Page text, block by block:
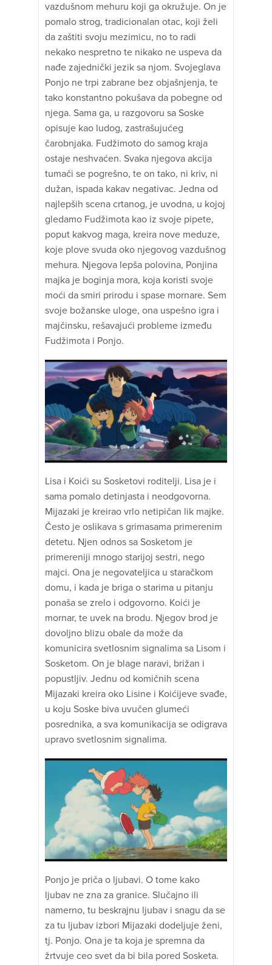
vazdušnom mehuru koji ga okružuje. On je
pomalo strog, tradicionalan otac, koji želi
da zaštiti svoju mezimicu, no to radi
nekako nespretno te nikako ne uspeva da
nađe zajednički jezik sa njom. Svojeglava
Ponjo ne trpi zabrane bez objašnjenja, te
tako konstantno pokušava da pobegne od
njega. Sama ga, u razgovoru sa Soske
opisuje kao ludog, zastrašujućeg
čarobnjaka. Fudžimoto do samog kraja
ostaje neshvaćen. Svaka njegova akcija
tumači se pogrešno, te on tako, ni kriv, ni
dužan, ispada kakav negativac. Jedna od
najlepših scena crtanog, je uvodna, u kojoj
gledamo Fudžimota kao iz svoje pipete,
poput kakvog maga, kreira nove meduze,
koje plove svuda oko njegovog vazdušnog
mehura. Njegova lepša polovina, Ponjina
majka je boginja mora, koja koristi svoje
moći da smiri prirodu i spase mornare. Sem
svoje božanske uloge, ona uspešno igra i
majčinsku, rešavajući probleme između
Fudžimota i Ponjo.
Lisa i Koići su Sosketovi roditelji. Lisa je i
sama pomalo detinjasta i neodgovorna.
Mijazaki je kreirao vrlo netipičan lik majke.
Često je oslikava s grimasama primerenim
detetu. Njen odnos sa Sosketom je
primereniji mnogo starijoj sestri, nego
majci. Ona je negovateljica u staračkom
domu, i kada je briga o starima u pitanju
ponaša se zrelo i odgovorno. Koići je
mornar, te uvek na brodu. Njegov brod je
dovoljno blizu obale da može da
komunicira svetlosnim signalima sa Lisom i
Sosketom. On je blage naravi, brižan i
popustljiv. Jednu od komičnih scena
Mijazaki kreira oko Lisine i Koićijeve svađe,
u koju Soske biva uvučen glumeći
posrednika, a sva komunikacija se odigrava
upravo svetlosnim signalima.
Ponjo je priča o ljubavi. O tome kako
ljubav ne zna za granice. Slučajno ili
namerno, tu beskrajnu ljubav i snagu da se
za tu ljubav izbori Mijazaki dodeljuje ženi,
tj. Ponjo. Ona je ta koja je spremna da
žrtvuje ceo svet da bi bila pored Sosketa.